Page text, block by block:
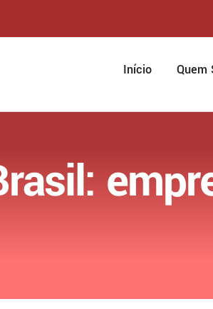
Início Quem